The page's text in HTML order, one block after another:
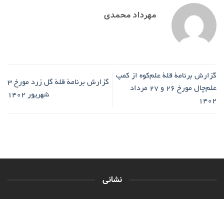
مهرداد محمدی
گزارش برنامۀ قلۀ علم‌کوه از کمپ
علم‌چال مورخ ۲۶ و ۲۷ مرداد
۱۴۰۲
گزارش برنامۀ قلۀ گل زرد مورخ ۳
شهریور ۱۴۰۲
نشانی